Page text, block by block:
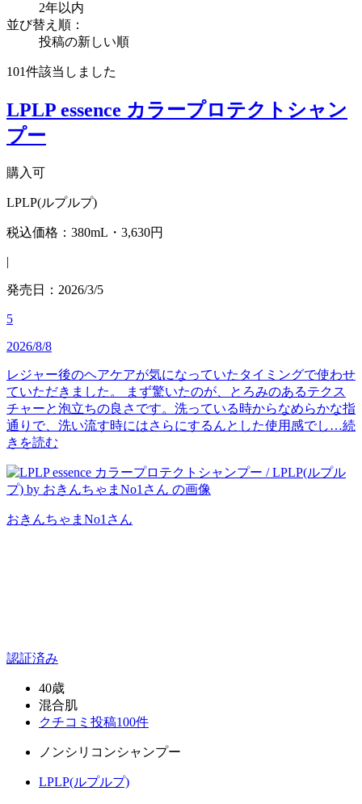
2年以内
並び替え順：
投稿の新しい順
101件該当しました
LPLP essence カラープロテクトシャン
プー
購入可
LPLP(ルプルプ)
税込価格：380mL・3,630円
|
発売日：2026/3/5
5
2026/8/8
レジャー後のヘアケアが気になっていたタイミングで使わせ
ていただきました。 まず驚いたのが、とろみのあるテクス
チャーと泡立ちの良さです。洗っている時からなめらかな指
通りで、洗い流す時にはさらにするんとした使用感でし…続
きを読む
おきんちゃまNo1 さん
認証済み
40歳
混合肌
クチコミ投稿100件
ノンシリコンシャンプー
LPLP(ルプルプ)